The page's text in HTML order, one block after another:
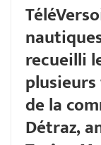
recueilli
de la
Détraz,